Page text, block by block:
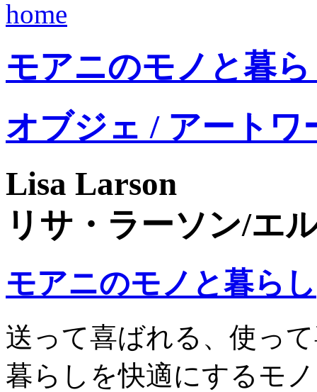
モアニのモノと暮
オブジェ / アートワ
Lisa Larson
リサ・ラーソン/エ
モアニのモノと暮らし
送って喜ばれる、使っ
暮らしを快適にするモ